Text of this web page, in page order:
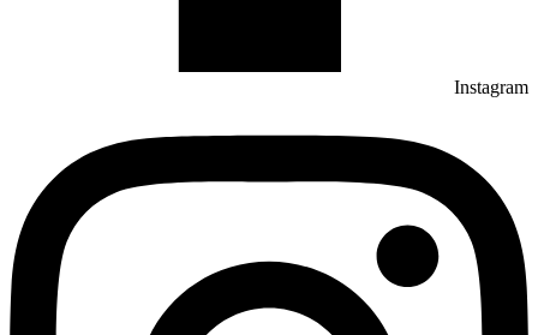
Instagram